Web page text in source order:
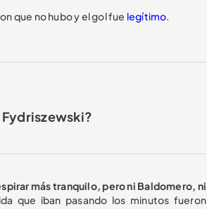
que no hubo y el gol fue legítimo.
más tranquilo, pero ni Baldomero, ni
que iban pasando los minutos fueron